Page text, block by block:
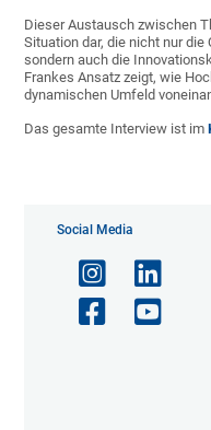
Dieser Austausch zwischen
Situation dar, die nicht nur
sondern auch die
Frankes Ansatz zeigt, wie
dynamischen Umfeld
Das gesamte Interview ist im
Social Media